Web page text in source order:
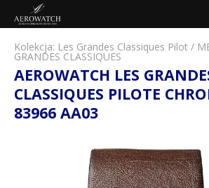
Kolekcja: Les Grandes Classiques Pilot /
GRANDES CLASSIQUES
AEROWATCH LES
CLASSIQUES PILOTE
83966 AA03